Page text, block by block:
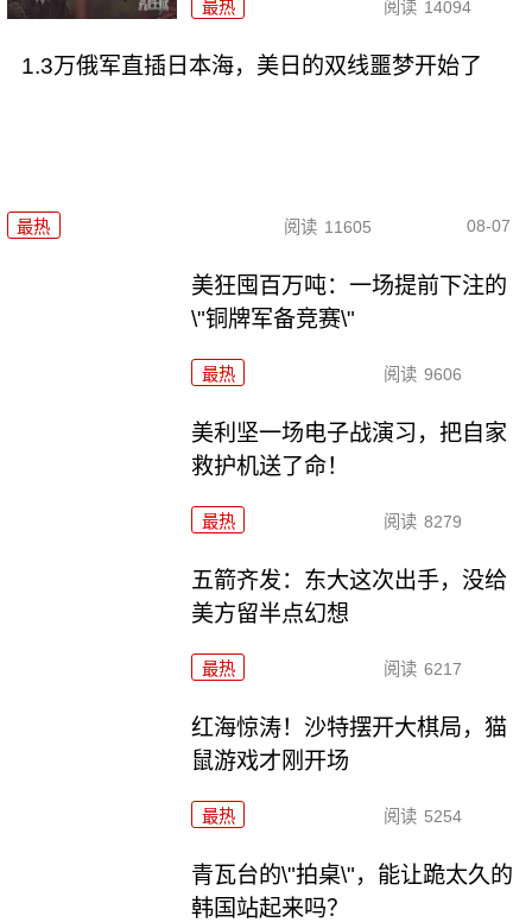
最热 阅读 14094
1.3万俄军直插日本海，美日的双线噩梦开始了
最热 阅读 11605 08-07
美狂囤百万吨：一场提前下注的
\"铜牌军备竞赛\"
最热 阅读 9606
美利坚一场电子战演习，把自家
救护机送了命！
最热 阅读 8279
五箭齐发：东大这次出手，没给
美方留半点幻想
最热 阅读 6217
红海惊涛！沙特摆开大棋局，猫
鼠游戏才刚开场
最热 阅读 5254
青瓦台的\"拍桌\"，能让跪太久的
韩国站起来吗？